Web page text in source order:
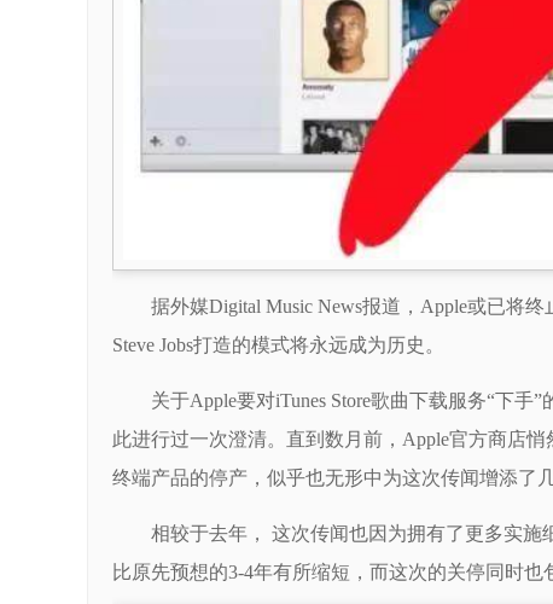
据外媒Digital Music News报道，Apple或已将
Steve Jobs打造的模式将永远成为历史。
关于Apple要对iTunes Store歌曲下载服务“下
此进行过一次澄清。直到数月前，Apple官方商店悄
终端产品的停产，似乎也无形中为这次传闻增添了
相较于去年， 这次传闻也因为拥有了更多实
比原先预想的3-4年有所缩短，而这次的关停同时也